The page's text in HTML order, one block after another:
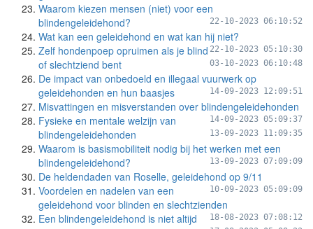
Waarom kiezen mensen (niet) voor een
blindengeleidehond?
22-10-2023 06:10:52
Wat kan een geleidehond en wat kan hij niet?
22-10-2023 05:10:30
Zelf hondenpoep opruimen als je blind
of slechtziend bent
03-10-2023 06:10:48
De impact van onbedoeld en illegaal vuurwerk op
geleidehonden en hun baasjes
14-09-2023 12:09:51
Misvattingen en misverstanden over blindengeleidehonden
14-09-2023 05:09:37
Fysieke en mentale welzijn van
blindengeleidehonden
13-09-2023 11:09:35
Waarom is basismobiliteit nodig bij het werken met een
blindengeleidehond?
13-09-2023 07:09:09
De heldendaden van Roselle, geleidehond op 9/11
10-09-2023 05:09:09
Voordelen en nadelen van een
geleidehond voor blinden en slechtzienden
18-08-2023 07:08:12
Een blindengeleidehond is niet altijd